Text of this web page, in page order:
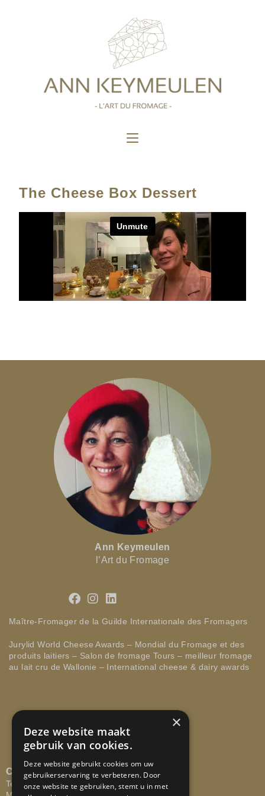
The Cheese Box Dessert
Ann Keymeulen
l’Art du Fromage
Maître-Fromager de la Guilde Internationale des Fromagers
Jurylid World Cheese Awards – Mondial du Fromage et des
produits laitiers – Salon de fromage Tours – meilleur fromage
au lait cru de Wallonie – International cheese & dairy awards
CONTACTEER ONS
Tel: +32 473 58 29 67
×
Deze website maakt
gebruik van cookies.
Deze website gebruikt cookies om uw
gebruikerservaring te verbeteren. Door
onze website te gebruiken, stemt u in met